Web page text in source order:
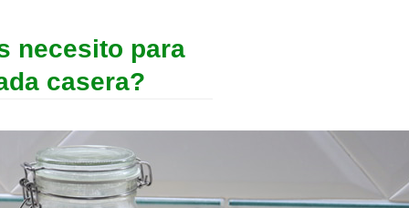
necesito para
casera?